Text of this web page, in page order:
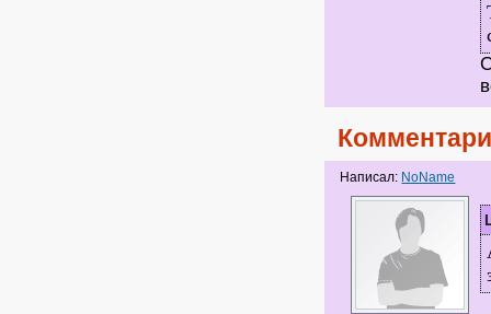
Написал: NoName